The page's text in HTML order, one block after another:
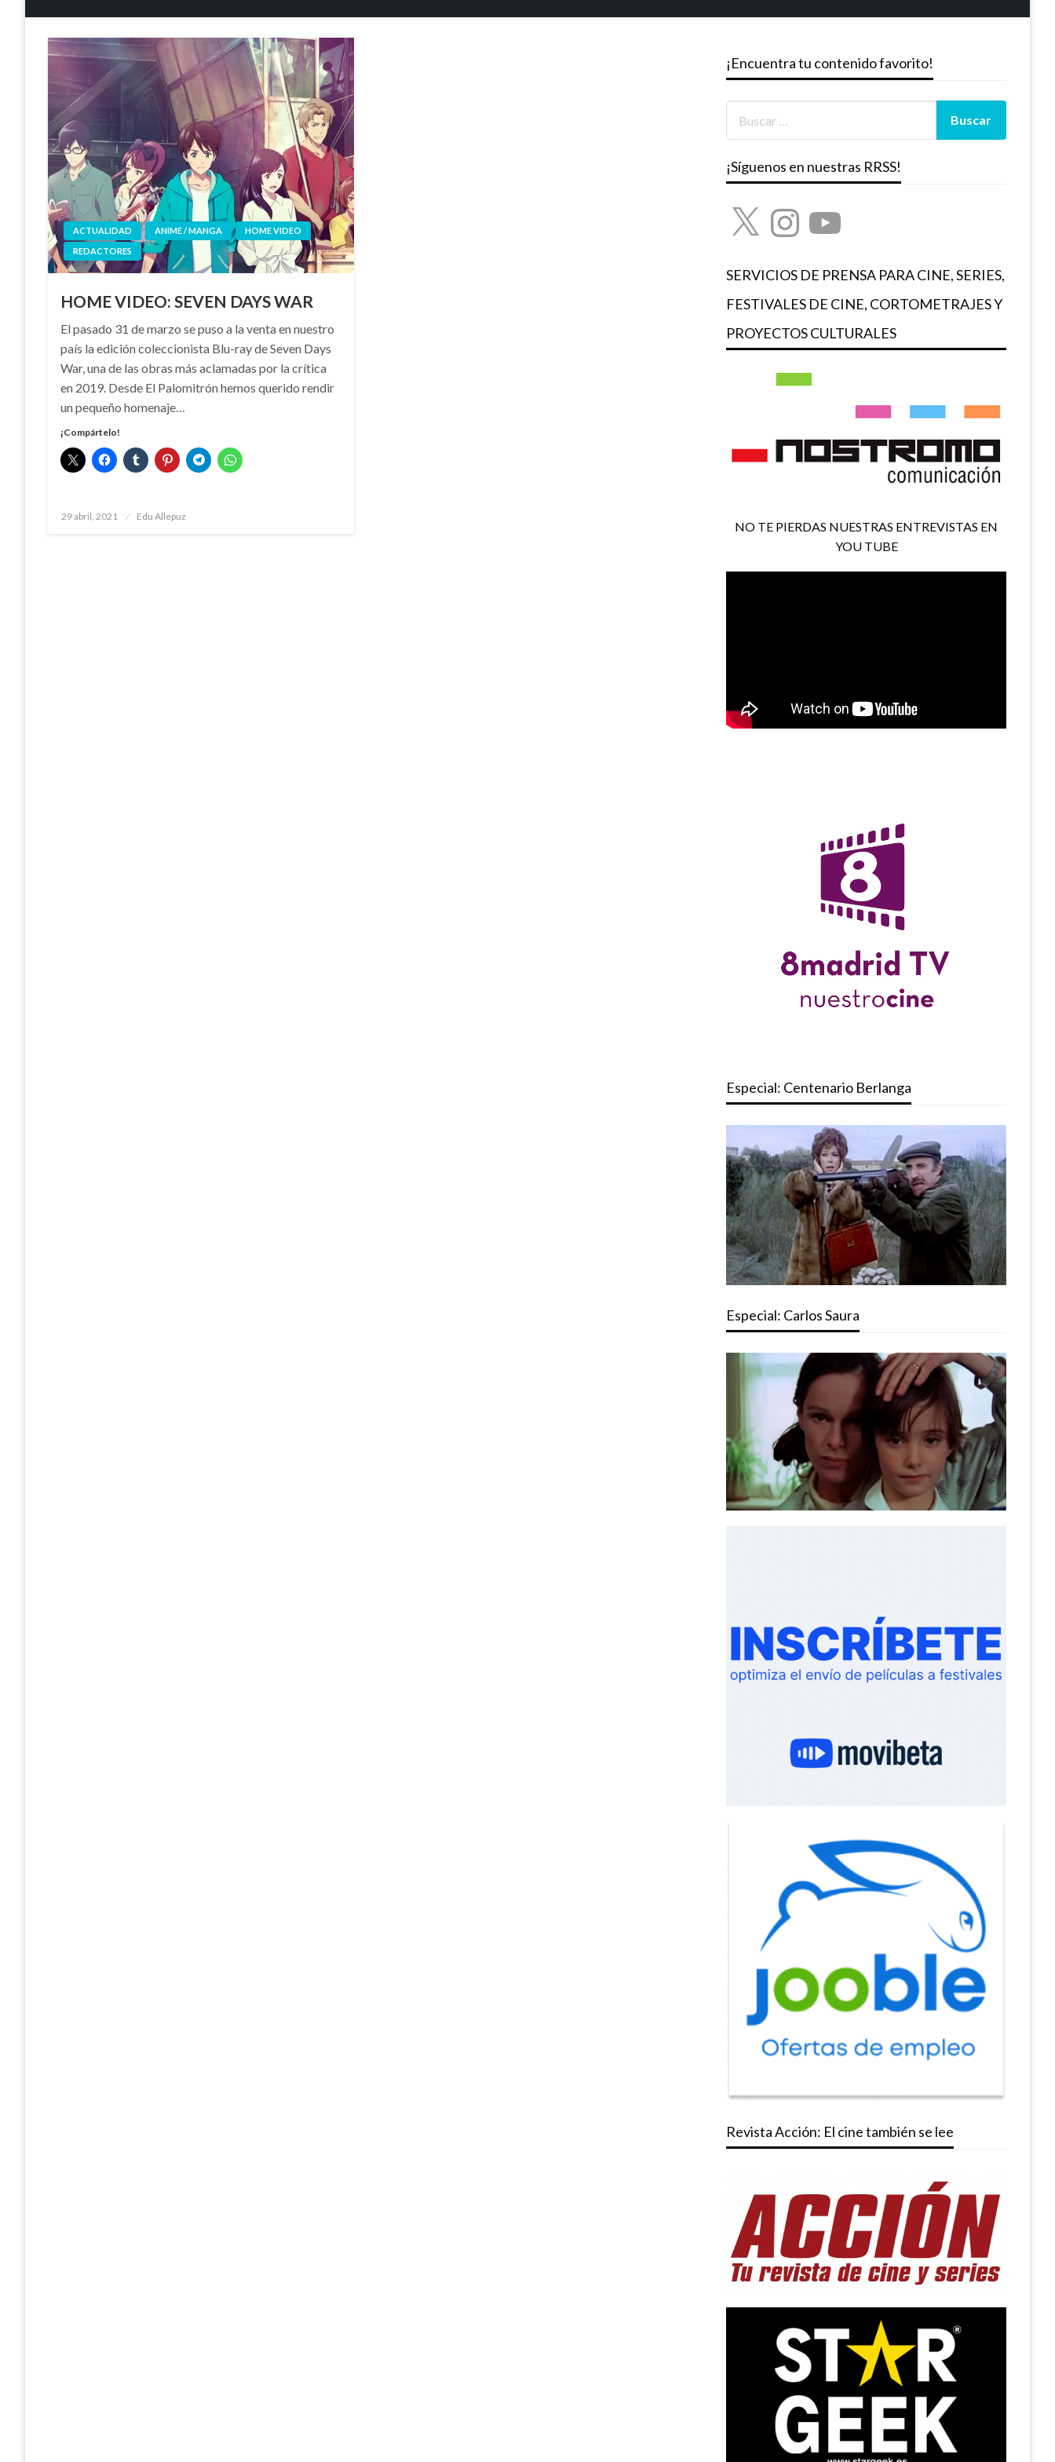
ACTUALIDAD ANIME / MANGA
HOME VIDEO
REDACTORES
HOME VIDEO: SEVEN DAYS WAR
El pasado 31 de marzo se puso a la venta en nuestro
país la edición coleccionista Blu-ray de Seven Days
War, una de las obras más aclamadas por la crítica
en 2019. Desde El Palomitrón hemos querido rendir
un pequeño homenaje…
¡Compártelo!
Publicado
29 abril, 2021 Edu Allepuz
¡Encuentra tu contenido favorito!
¡Síguenos en nuestras RRSS!
X InstagramYouTube
SERVICIOS DE PRENSA PARA CINE, SERIES,
FESTIVALES DE CINE, CORTOMETRAJES Y
PROYECTOS CULTURALES
NO TE PIERDAS NUESTRAS ENTREVISTAS EN
YOU TUBE
Especial: Centenario Berlanga
Especial: Carlos Saura
Revista Acción: El cine también se lee